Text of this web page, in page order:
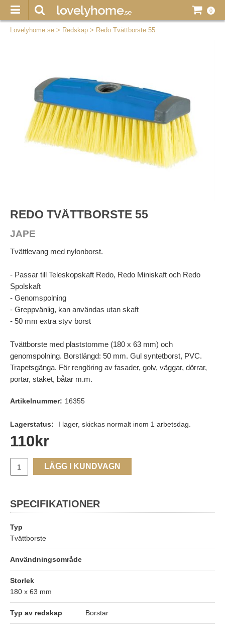
0
Lovelyhome.se > Redskap > Redo Tvättborste 55
REDO TVÄTTBORSTE 55
JAPE
Tvättlevang med nylonborst.
- Passar till Teleskopskaft Redo, Redo Miniskaft och Redo
Spolskaft
- Genomspolning
- Greppvänlig, kan användas utan skaft
- 50 mm extra styv borst
Tvättborste med plaststomme (180 x 63 mm) och
genomspolning. Borstlängd: 50 mm. Gul syntetborst, PVC.
Trapetsgänga. För rengöring av fasader, golv, väggar, dörrar,
portar, staket, båtar m.m.
Artikelnummer: 16355
Lagerstatus: I lager, skickas normalt inom 1 arbetsdag.
110 kr
LÄGG I KUNDVAGN
SPECIFIKATIONER
Typ
Tvättborste
Användningsområde
Storlek
180 x 63 mm
Typ av redskap Borstar